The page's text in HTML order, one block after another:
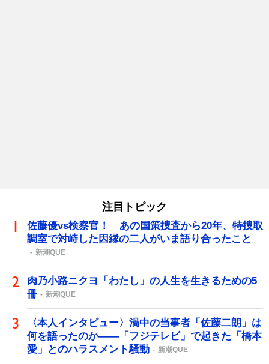
注目トピック
佐藤優vs検察官！ あの国策捜査から20年、特捜取
調室で対峙した因縁の二人がいま語り合ったこと
新潮QUE
肉乃小路ニクヨ「わたし」の人生を生きるための5
冊
新潮QUE
〈本人インタビュー〉渦中の当事者「佐藤二朗」は
何を語ったのか――「フジテレビ」で起きた「橋本
愛」とのハラスメント騒動
新潮QUE